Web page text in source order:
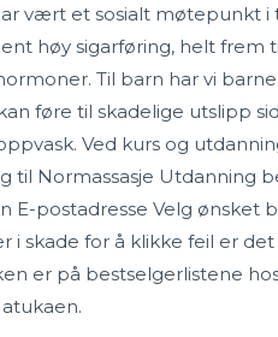
vært et sosialt
høy sigarføring, helt
Til barn har vi
føre til skadelige utslipp
Ved kurs og
Normassasje Utdanning
E-postadresse Velg
skade for å klikke feil er
er på bestselgerlistene